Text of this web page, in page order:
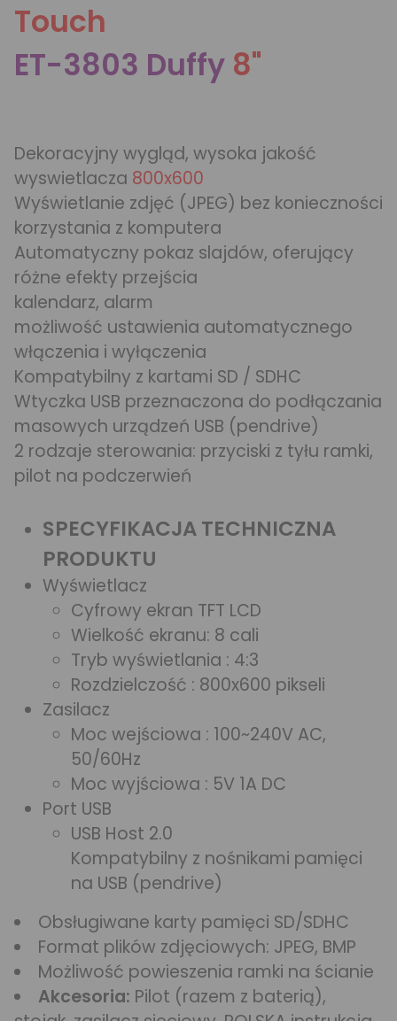
Touch
ET-3803 Duffy 8"
Dekoracyjny wygląd, wysoka jakość
wyswietlacza 800x600
Wyświetlanie zdjęć (JPEG) bez konieczności
korzystania z komputera
Automatyczny pokaz slajdów, oferujący
różne efekty przejścia
kalendarz, alarm
możliwość ustawienia automatycznego
włączenia i wyłączenia
Kompatybilny z kartami SD / SDHC
Wtyczka USB przeznaczona do podłączania
masowych urządzeń USB (pendrive)
2 rodzaje sterowania: przyciski z tyłu ramki,
pilot na podczerwień
SPECYFIKACJA TECHNICZNA
PRODUKTU
Wyświetlacz
Cyfrowy ekran TFT LCD
Wielkość ekranu: 8 cali
Tryb wyświetlania : 4:3
Rozdzielczość : 800x600 pikseli
Zasilacz
Moc wejściowa : 100~240V AC,
50/60Hz
Moc wyjściowa : 5V 1A DC
Port USB
USB Host 2.0
Kompatybilny z nośnikami pamięci
na USB (pendrive)
Obsługiwane karty pamięci SD/SDHC
Format plików zdjęciowych: JPEG, BMP
Możliwość powieszenia ramki na ścianie
Akcesoria: Pilot (razem z baterią),